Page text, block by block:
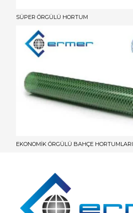
SÜPER ÖRGÜLÜ HORTUM
EKONOMİK ÖRGÜLÜ BAHÇE HORTUMLARI